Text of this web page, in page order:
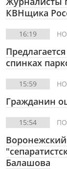
КВНщика
16:19
спинках
15:59
Гражданин
15:54
Балашова